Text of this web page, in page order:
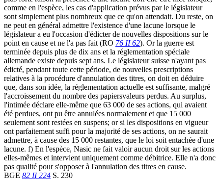
comme en l'espèce, les cas d'application prévus par le législateur
sont simplement plus nombreux que ce qu'on attendait. Du reste, on
ne peut en général admettre l'existence d'une lacune lorsque le
législateur a eu l'occasion d'édicter de nouvelles dispositions sur le
point en cause et ne l'a pas fait (RO 76 II 62). Or la guerre est
terminée depuis plus de dix ans et la réglementation spéciale
allemande existe depuis sept ans. Le législateur suisse n'ayant pas
édicté, pendant toute cette période, de nouvelles prescriptions
relatives à la procédure d'annulation des titres, on doit en déduire
que, dans son idée, la réglementation actuelle est suffisante, malgré
l'accroissement du nombre des papiersvaleurs perdus. Au surplus,
l'intimée déclare elle-même que 63 000 de ses actions, qui avaient
été perdues, ont pu être annulées normalement et que 15 000
seulement sont restées en suspens; or si les dispositions en vigueur
ont parfaitement suffi pour la majorité de ses actions, on ne saurait
admettre, à cause des 15 000 restantes, que le loi soit entachée d'une
lacune. f) En l'espèce, Nasic ne fait valoir aucun droit sur les actions
elles-mêmes et intervient uniquement comme débitrice. Elle n'a donc
pas qualité pour s'opposer à l'annulation des titres en cause.
BGE 82 II 224 S. 230